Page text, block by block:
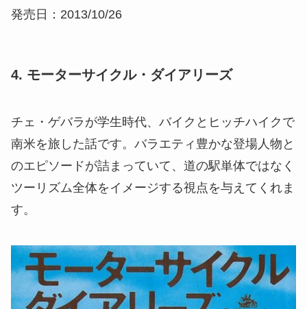
発売日：2013/10/26
4. モーターサイクル・ダイアリーズ
チェ・ゲバラが学生時代、バイクとヒッチハイクで
南米を旅した話です。バラエティ豊かな登場人物と
のエピソードが詰まっていて、道の駅単体ではなく
ツーリズム全体をイメージする視点を与えてくれま
す。